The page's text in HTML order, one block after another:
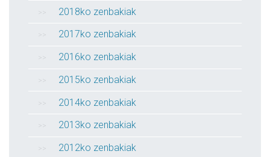
2018ko zenbakiak
2017ko zenbakiak
2016ko zenbakiak
2015ko zenbakiak
2014ko zenbakiak
2013ko zenbakiak
2012ko zenbakiak